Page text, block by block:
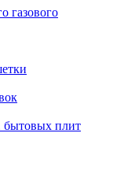
газового
бытовых плит